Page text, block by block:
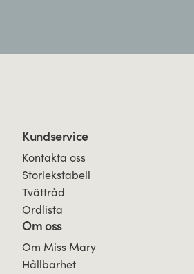
Kundservice
Kontakta oss
Storlekstabell
Tvättråd
Ordlista
Om oss
Om Miss Mary
Hållbarhet